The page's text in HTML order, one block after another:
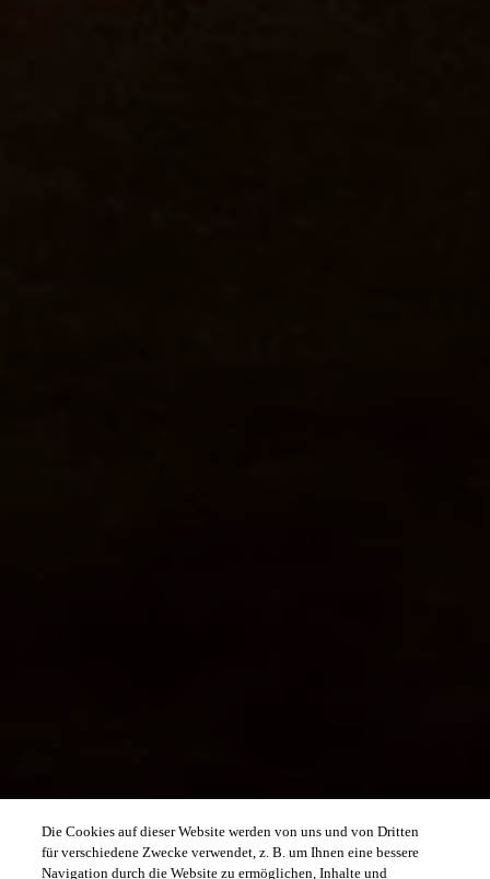
Die Cookies auf dieser Website werden von uns und von Dritten
für verschiedene Zwecke verwendet, z. B. um Ihnen eine bessere
Navigation durch die Website zu ermöglichen, Inhalte und